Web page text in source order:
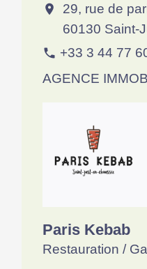
location_on
29, rue de
60130 Saint-
phone +33 3 44 77
AGENCE
Paris Kebab
Restauration /